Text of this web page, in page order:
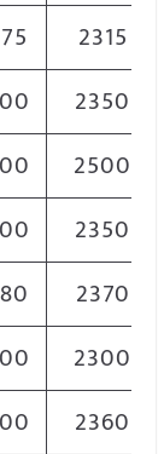
2315
2350
2500
2350
2370
2300
2360